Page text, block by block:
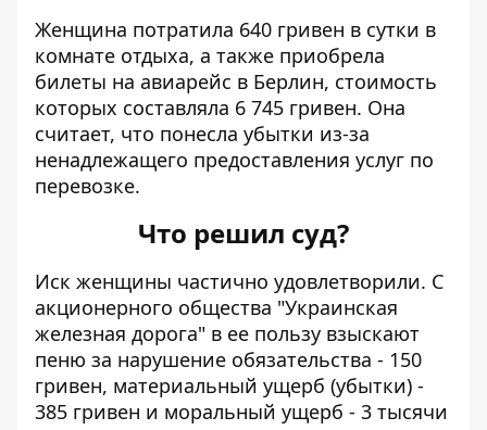
Женщина потратила 640 гривен в сутки в
комнате отдыха, а также приобрела
билеты на авиарейс в Берлин, стоимость
которых составляла 6 745 гривен. Она
считает, что понесла убытки из-за
ненадлежащего предоставления услуг по
перевозке.
Что решил суд?
Иск женщины частично удовлетворили. С
акционерного общества "Украинская
железная дорога" в ее пользу взыскают
пеню за нарушение обязательства - 150
гривен, материальный ущерб (убытки) -
385 гривен и моральный ущерб - 3 тысячи